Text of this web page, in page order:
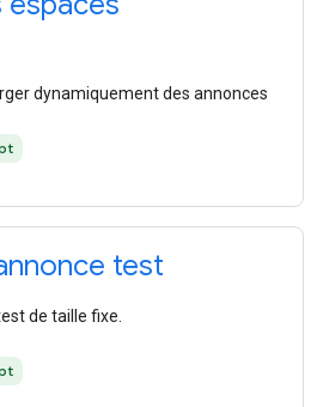
dynamiquement des annonces
test
de taille fixe.